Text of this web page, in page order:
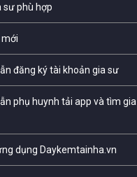
sư phù hợp
đăng ký tài khoản gia sư
phụ huynh tải app và tìm gia
dụng Daykemtainha.vn